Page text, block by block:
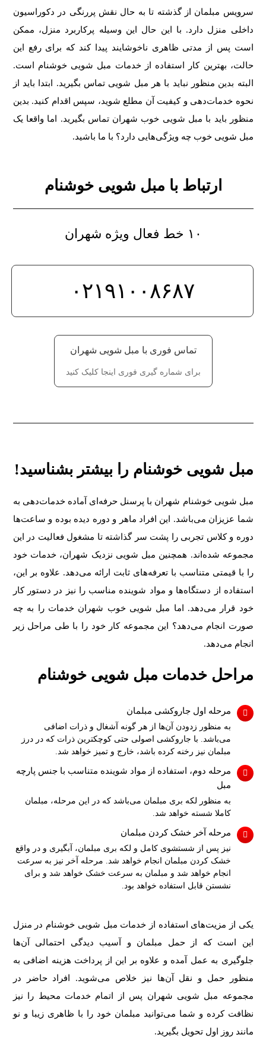
سرویس مبلمان از گذشته تا به حال نقش پررنگی در دکوراسیون
داخلی منزل دارد. با این حال این وسیله پرکاربرد منزل، ممکن
است پس از مدتی ظاهری ناخوشایند پیدا کند که برای رفع این
حالت، بهترین کار استفاده از خدمات مبل شویی خوشنام است.
البته بدین منظور نباید با هر مبل شویی تماس بگیرید. ابتدا باید از
نحوه خدمات‌دهی و کیفیت آن مطلع شوید، سپس اقدام کنید. بدین
منظور باید با مبل شویی خوب شهران تماس بگیرید. اما واقعا یک
مبل شویی خوب چه ویژگی‌هایی دارد؟ با ما باشید.
ارتباط با مبل شویی خوشنام
۱۰ خط فعال ویژه شهران
۰۲۱۹۱۰۰۸۶۸۷
تماس فوری با مبل شویی شهران
برای شماره گیری فوری اینجا کلیک کنید
مبل شویی خوشنام را بیشتر بشناسید!
مبل شویی خوشنام شهران با پرسنل حرفه‌ای آماده خدمات‌دهی به
شما عزیزان می‌باشد. این افراد ماهر و دوره دیده بوده و ساعت‌ها
دوره و کلاس تجربی را پشت سر گذاشته تا مشغول فعالیت در این
مجموعه شده‌اند. همچنین مبل شویی نزدیک شهران، خدمات خود
را با قیمتی متناسب با تعرفه‌های ثابت ارائه می‌دهد. علاوه بر این،
استفاده از دستگاه‌ها و مواد شوینده مناسب را نیز در دستور کار
خود قرار می‌دهد. اما مبل شویی خوب شهران خدمات را به چه
صورت انجام می‌دهد؟ این مجموعه کار خود را با طی مراحل زیر
انجام می‌دهد.
مراحل خدمات مبل شویی خوشنام
مرحله اول جاروکشی مبلمان
به منظور زدودن آن‌ها از هر گونه آشغال و ذرات اضافی
می‌باشد. با جاروکشی اصولی حتی کوچکترین ذرات که در درز
مبلمان نیز رخنه کرده باشد، خارج و تمیز خواهد شد.
مرحله دوم، استفاده از مواد شوینده متناسب با جنس پارچه
مبل
به منظور لکه بری مبلمان می‌باشد که در این مرحله، مبلمان
کاملا شسته خواهد شد.
مرحله آخر خشک کردن مبلمان
نیز پس از شستشوی کامل و لکه بری مبلمان، آبگیری و در واقع
خشک کردن مبلمان انجام خواهد شد. مرحله آخر نیز به سرعت
انجام خواهد شد و مبلمان به سرعت خشک خواهد شد و برای
نشستن قابل استفاده خواهد بود.
یکی از مزیت‌های استفاده از خدمات مبل شویی خوشنام در منزل
این است که از حمل مبلمان و آسیب دیدگی احتمالی آن‌ها
جلوگیری به عمل آمده و علاوه بر این از پرداخت هزینه اضافی به
منظور حمل و نقل آن‌ها نیز خلاص می‌شوید. افراد حاضر در
مجموعه مبل شویی شهران پس از اتمام خدمات محیط را نیز
نظافت کرده و شما می‌توانید مبلمان خود را با ظاهری زیبا و نو
مانند روز اول تحویل بگیرید.